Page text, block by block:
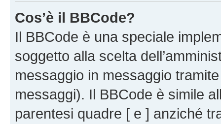
Cos’è il BBCode?
Il BBCode è una speciale
soggetto alla scelta
messaggio in messaggio
messaggi). Il BBCode è simile
parentesi quadre [ e ] anziché